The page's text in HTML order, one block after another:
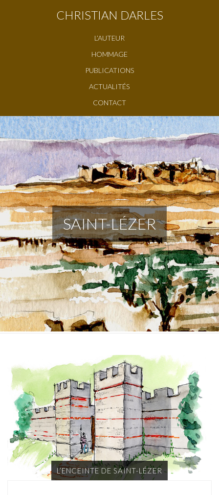
CHRISTIAN DARLES
L’AUTEUR
HOMMAGE
PUBLICATIONS
ACTUALITÉS
CONTACT
SAINT-LÉZER
L’ENCEINTE DE SAINT-LÉZER